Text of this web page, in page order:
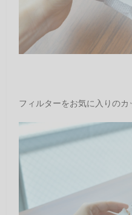
フィルターをお気に入りのカ